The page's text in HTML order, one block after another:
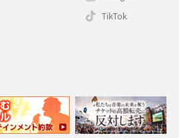
TikTok